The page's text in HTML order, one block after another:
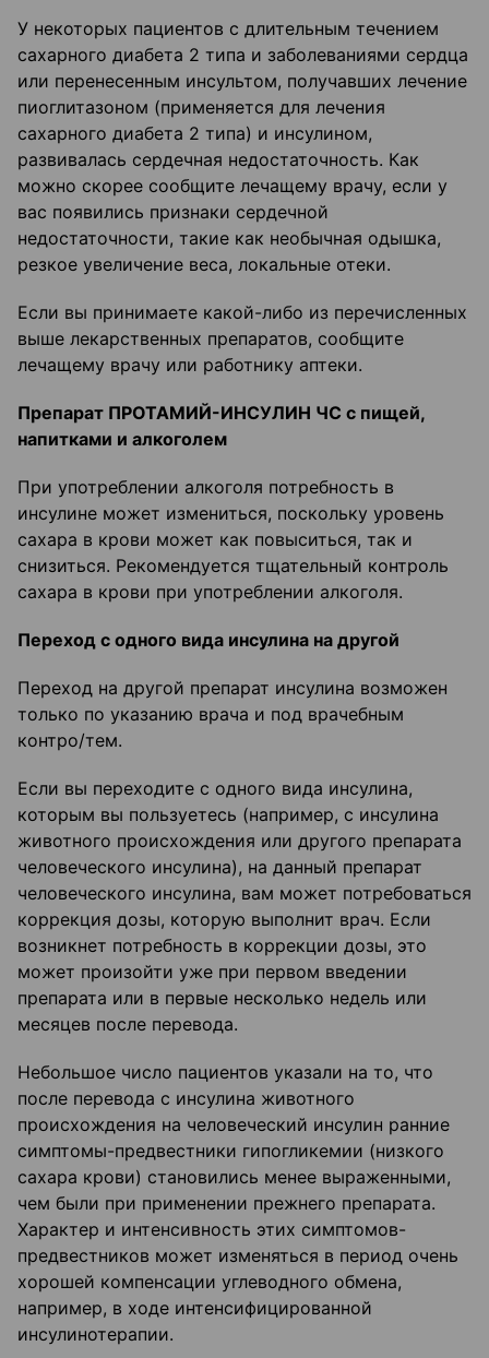
У некоторых пациентов с длительным течением
сахарного диабета 2 типа и заболеваниями сердца
или перенесенным инсультом, получавших лечение
пиоглитазоном (применяется для лечения
сахарного диабета 2 типа) и инсулином,
развивалась сердечная недостаточность. Как
можно скорее сообщите лечащему врачу, если у
вас появились признаки сердечной
недостаточности, такие как необычная одышка,
резкое увеличение веса, локальные отеки.
Если вы принимаете какой-либо из перечисленных
выше лекарственных препаратов, сообщите
лечащему врачу или работнику аптеки.
Препарат ПРОТАМИЙ-ИНСУЛИН ЧС с пищей,
напитками и алкоголем
При употреблении алкоголя потребность в
инсулине может измениться, поскольку уровень
сахара в крови может как повыситься, так и
снизиться. Рекомендуется тщательный контроль
сахара в крови при употреблении алкоголя.
Переход с одного вида инсулина на другой
Переход на другой препарат инсулина возможен
только по указанию врача и под врачебным
контро/тем.
Если вы переходите с одного вида инсулина,
которым вы пользуетесь (например, с инсулина
животного происхождения или другого препарата
человеческого инсулина), на данный препарат
человеческого инсулина, вам может потребоваться
коррекция дозы, которую выполнит врач. Если
возникнет потребность в коррекции дозы, это
может произойти уже при первом введении
препарата или в первые несколько недель или
месяцев после перевода.
Небольшое число пациентов указали на то, что
после перевода с инсулина животного
происхождения на человеческий инсулин ранние
симптомы-предвестники гипогликемии (низкого
сахара крови) становились менее выраженными,
чем были при применении прежнего препарата.
Характер и интенсивность этих симптомов-
предвестников может изменяться в период очень
хорошей компенсации углеводного обмена,
например, в ходе интенсифицированной
инсулинотерапии.